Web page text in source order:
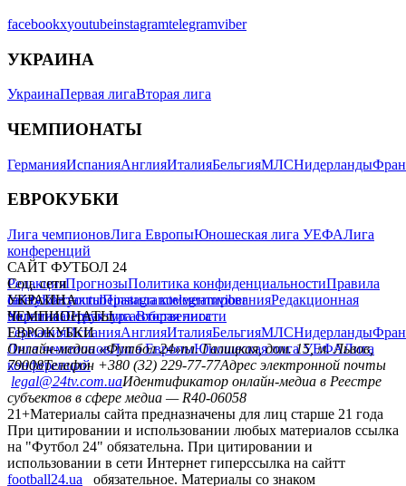
facebookxyoutubeinstagramtelegramviber
УКРАИНА
УкраинаПервая лигаВторая лига
ЧЕМПИОНАТЫ
ГерманияИспанияАнглияИталияБельгияМЛСНидерланды
ЕВРОКУБКИ
Лига чемпионовЛига ЕвропыЮношеская лига УЕФАЛига
конференций
САЙТ ФУТБОЛ 24
РедакцияПрогнозыПолитика конфиденциальностиПравила
сайтуКонтактыПравила комментированияРедакционная
политикаСтруктура собственности
Соц. сети
facebookxyoutubeinstagramtelegramviber
УКРАИНА
УкраинаПервая лигаВторая лига
ЧЕМПИОНАТЫ
ГерманияИспанияАнглияИталияБельгияМЛСНидерланды
ЕВРОКУБКИ
Лига чемпионовЛига ЕвропыЮношеская лига УЕФАЛига
конференций
Онлайн-медиа «Футбол 24»пл. Галицкая, дом. 15, м. Львов,
79008Телефон +380 (32) 229-77-77Адрес электронной почты
legal@24tv.com.uaИдентификатор онлайн-медиа в Реестре
субъектов в сфере медиа — R40-06058
21+Материалы сайта предназначены для лиц старше 21 года
При цитировании и использовании любых материалов ссылка
на "Футбол 24" обязательна. При цитировании и
использовании в сети Интернет гиперссылка на сайтт
football24.ua
обязательное. Материалы со знаком